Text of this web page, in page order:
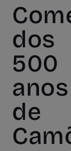
dos
500
anos
de